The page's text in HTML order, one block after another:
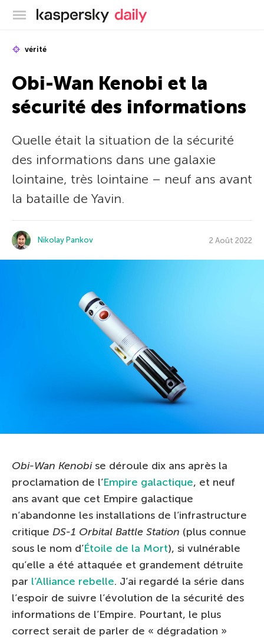
Blog officiel de Kaspersky
vérité
Obi-Wan Kenobi et la
sécurité des informations
Quelle était la situation de la sécurité
des informations dans une galaxie
lointaine, très lointaine – neuf ans avant
la bataille de Yavin.
Nikolay Pankov 2 Août 2022
Obi-Wan Kenobise déroule dix ans après la
proclamation de l’Empire galactique, et neuf
ans avant que cet Empire galactique
n’abandonne les installations de l’infrastructure
critique DS-1 Orbital Battle Station (plus connue
sous le nom d’Étoile de la Mort), si vulnérable
qu’elle a été attaquée et grandement détruite
par l’Alliance rebelle. J’ai regardé la série dans
l’espoir de suivre l’évolution de la sécurité des
informations de l’Empire. Pourtant, le plus
correct serait de parler de « dégradation »